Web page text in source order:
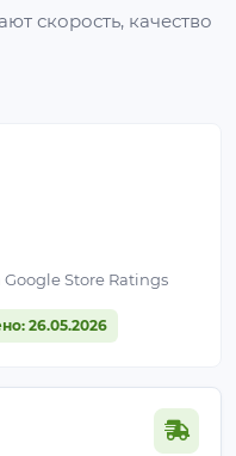
скорость, качество
Store Ratings
26.05.2026